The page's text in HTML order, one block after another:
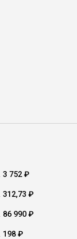
3 752 ₽
312,73 ₽
86 990 ₽
198 ₽